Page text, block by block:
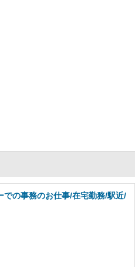
の事務のお仕事/在宅勤務/駅近/